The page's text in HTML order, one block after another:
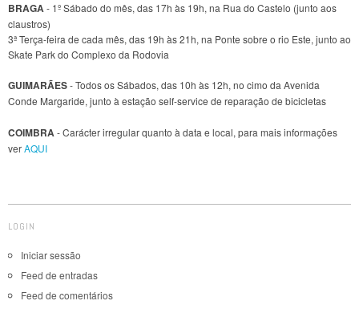
BRAGA- 1º Sábado do mês, das 17h às 19h, na Rua do Castelo (junto aos
claustros)
3ª Terça-feira de cada mês, das 19h às 21h, na Ponte sobre o rio Este, junto ao
Skate Park do Complexo da Rodovia
GUIMARÃES- Todos os Sábados, das 10h às 12h, no cimo da Avenida
Conde Margaride, junto à estação self-service de reparação de bicicletas
COIMBRA - Carácter irregular quanto à data e local, para mais informações
verAQUI
LOGIN
Iniciar sessão
Feed de entradas
Feed de comentários